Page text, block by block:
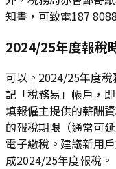
知書，可致電187
2024/25年度報稅
可以。2024/25年度
記「稅務易」帳戶，
填報僱主提供的薪酬
的報稅期限（通常可
電子繳稅。建議新用
成2024/25年度報稅。